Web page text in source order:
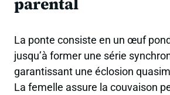
La ponte consiste en un œuf
jusqu’à former une série
garantissant une éclosion
La femelle assure la couvaison